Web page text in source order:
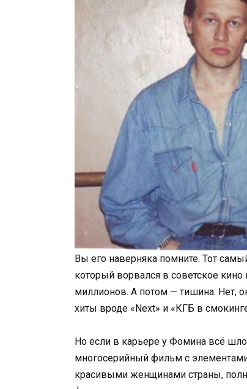
Вы его наверняка помните. Тот
который ворвался в советское
миллионов. А потом — тишина. Нет,
хиты вроде «Next» и «КГБ в
Но если в карьере у Фомина всё
многосерийный фильм с
красивыми женщинами страны,